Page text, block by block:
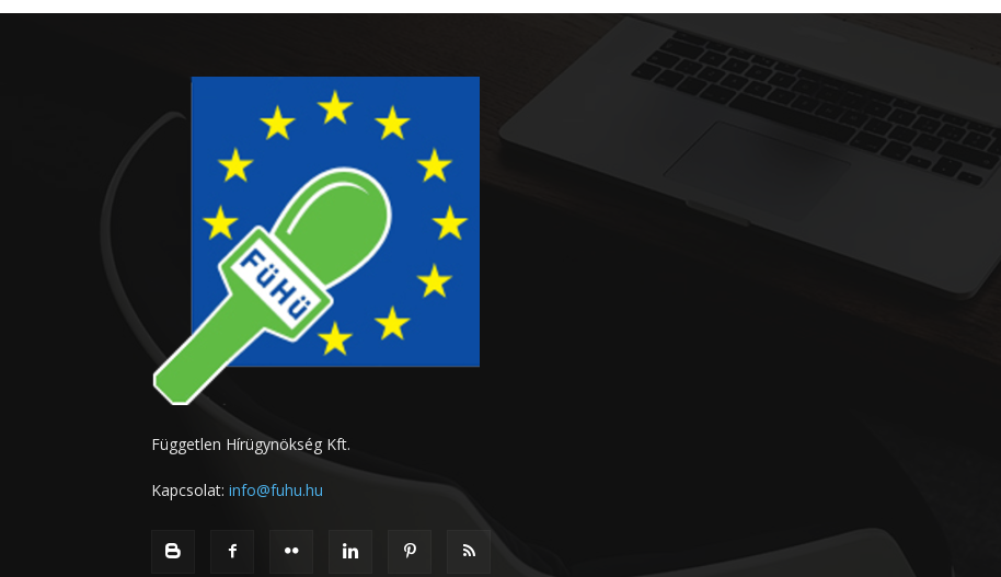
Független Hírügynökség Kft.
Kapcsolat: info@fuhu.hu